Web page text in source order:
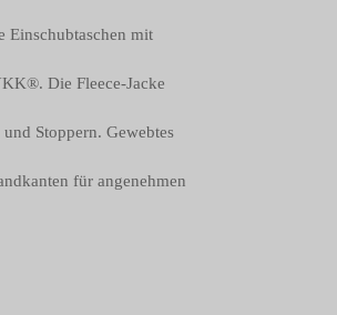
Einschubtaschen mit
Die Fleece-Jacke
Stoppern. Gewebtes
für angenehmen